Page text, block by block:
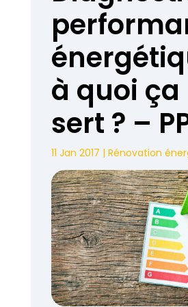
à quoi ça
sert ? –
11 Jan 2017 | Rénovation